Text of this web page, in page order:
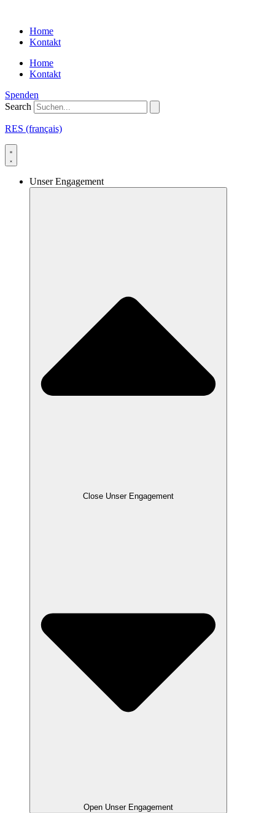
contentHome
Kontakt
Home
Kontakt
Spenden
Search
RES (français)
Unser Engagement
Close Unser Engagement
Open Unser Engagement